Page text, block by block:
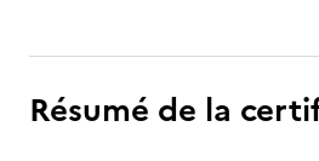
Résumé de la